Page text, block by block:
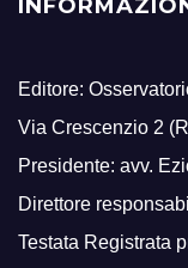
Editore:
Via Crescenzio 2
Presidente: avv.
Direttore
Testata Registrata